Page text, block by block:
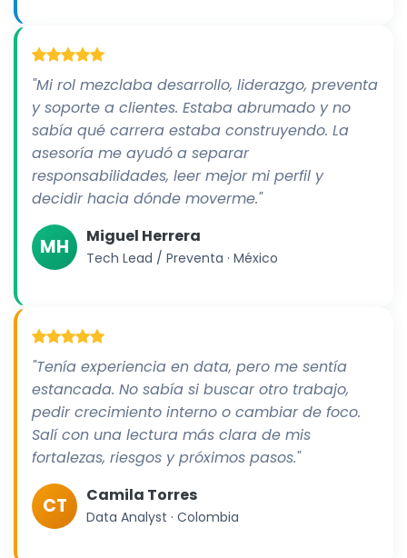
"Mi rol mezclaba desarrollo, liderazgo, preventa
y soporte a clientes. Estaba abrumado y no
sabía qué carrera estaba construyendo. La
asesoría me ayudó a separar
responsabilidades, leer mejor mi perfil y
decidir hacia dónde moverme."
MH Miguel Herrera
Tech Lead / Preventa · México
"Tenía experiencia en data, pero me sentía
estancada. No sabía si buscar otro trabajo,
pedir crecimiento interno o cambiar de foco.
Salí con una lectura más clara de mis
fortalezas, riesgos y próximos pasos."
CT Camila Torres
Data Analyst · Colombia